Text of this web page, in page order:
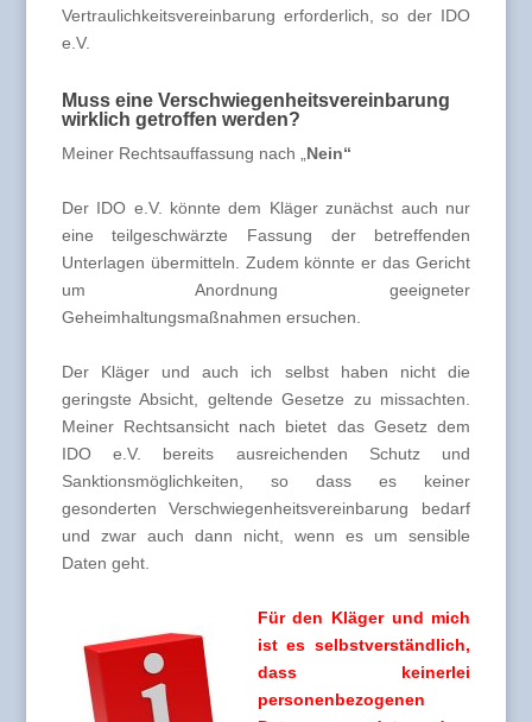
Vertraulichkeitsvereinbarung erforderlich, so der IDO
e.V.
Muss eine Verschwiegenheitsvereinbarung
wirklich getroffen werden?
Meiner Rechtsauffassung nach „Nein“
Der IDO e.V. könnte dem Kläger zunächst auch nur
eine teilgeschwärzte Fassung der betreffenden
Unterlagen übermitteln. Zudem könnte er das Gericht
um Anordnung geeigneter
Geheimhaltungsmaßnahmen ersuchen.
Der Kläger und auch ich selbst haben nicht die
geringste Absicht, geltende Gesetze zu missachten.
Meiner Rechtsansicht nach bietet das Gesetz dem
IDO e.V. bereits ausreichenden Schutz und
Sanktionsmöglichkeiten, so dass es keiner
gesonderten Verschwiegenheitsvereinbarung bedarf
und zwar auch dann nicht, wenn es um sensible
Daten geht.
Für den Kläger und mich
ist es selbstverständlich,
dass keinerlei
personenbezogenen